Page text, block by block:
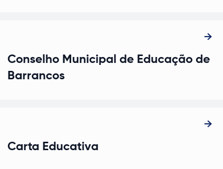
Conselho Municipal de Educação de
Barrancos
Carta Educativa